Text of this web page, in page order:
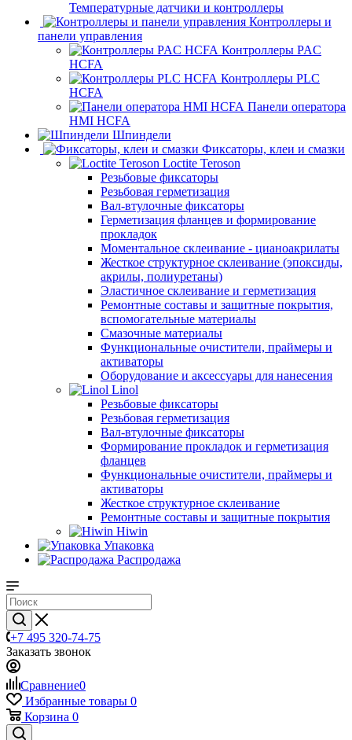
Температурные датчики и контроллеры
Контроллеры и
панели управления
Контроллеры PAC
HCFA
Контроллеры PLC
HCFA
Панели оператора
HMI HCFA
Шпиндели
Фиксаторы, клеи и смазки
Loctite Teroson
Резьбовые фиксаторы
Резьбовая герметизация
Вал-втулочные фиксаторы
Герметизация фланцев и формирование
прокладок
Моментальное склеивание - цианоакрилаты
Жесткое структурное склеивание (эпоксиды,
акрилы, полиуретаны)
Эластичное склеивание и герметизация
Ремонтные составы и защитные покрытия,
вспомогательные материалы
Смазочные материалы
Функциональные очистители, праймеры и
активаторы
Оборудование и аксессуары для нанесения
Linol
Резьбовые фиксаторы
Резьбовая герметизация
Вал-втулочные фиксаторы
Формирование прокладок и герметизация
фланцев
Функциональные очистители, праймеры и
активаторы
Жесткое структурное склеивание
Ремонтные составы и защитные покрытия
Hiwin
Упаковка
Распродажа
+7 495 320-74-75
Заказать звонок
Сравнение0
Избранные товары 0
Корзина 0